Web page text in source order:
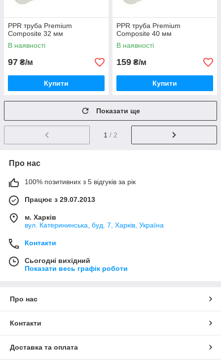
PPR труба Premium
Composite 32 мм
В наявності
97 ₴/м
Купити
PPR труба Premium
Composite 40 мм
В наявності
159 ₴/м
Купити
Показати ще
1 / 2
Про нас
100% позитивних з 5 відгуків за рік
Працює з 29.07.2013
м. Харків
вул. Катерининська, буд. 7, Харків, Україна
Контакти
Сьогодні вихідний
Показати весь графік роботи
Про нас
Контакти
Доставка та оплата